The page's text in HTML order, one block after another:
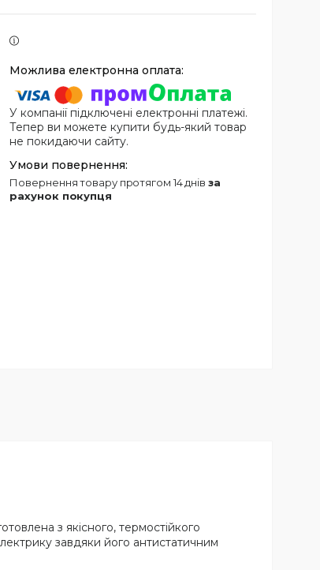
У компанії підключені електронні платежі.
Тепер ви можете купити будь-який товар
не покидаючи сайту.
повернення товару протягом 14 днів за
рахунок покупця
з якісного, термостійкого
завдяки його антистатичним